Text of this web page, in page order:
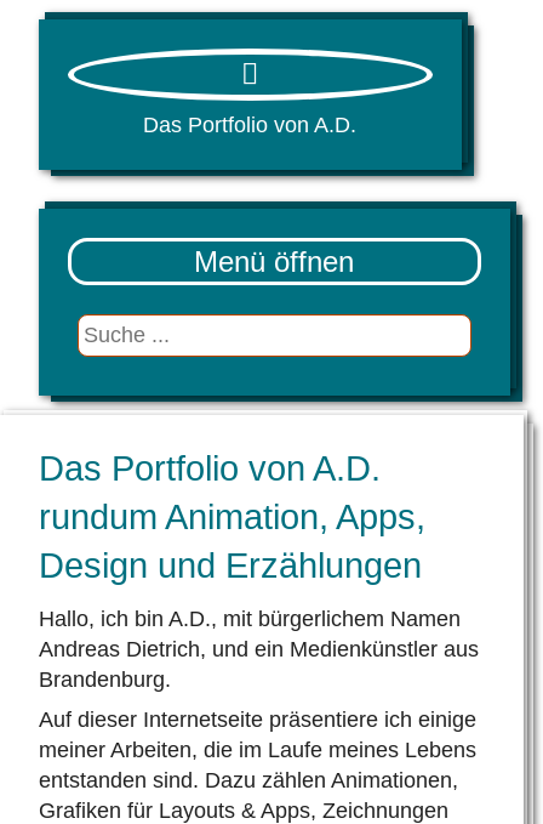
Das Portfolio von A.D.
Menü
Suche
Das Portfolio von A.D.
rundum Animation, Apps,
Design und Erzählungen
Hallo, ich bin A.D., mit bürger­lichem Namen
Andreas Dietrich, und ein Medien­künstler aus
Brandenburg.
Auf die­ser Internet­seite präsen­tiere ich ei­nige
mei­ner Ar­beiten, die im Laufe mei­nes Lebens
ent­standen sind. Dazu zählen Ani­mationen,
Gra­fiken für Layouts & Apps, Zeich­nungen